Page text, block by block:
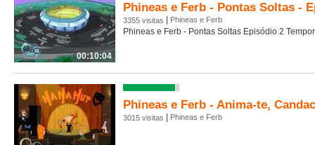
00:10:04
Phineas e Ferb - Pontas Soltas -
3355 visitas Phineas e Ferb
Phineas e Ferb - Pontas Soltas Episódio 2
Phineas e Ferb - Anima-te,
3015 visitas Phineas e Ferb